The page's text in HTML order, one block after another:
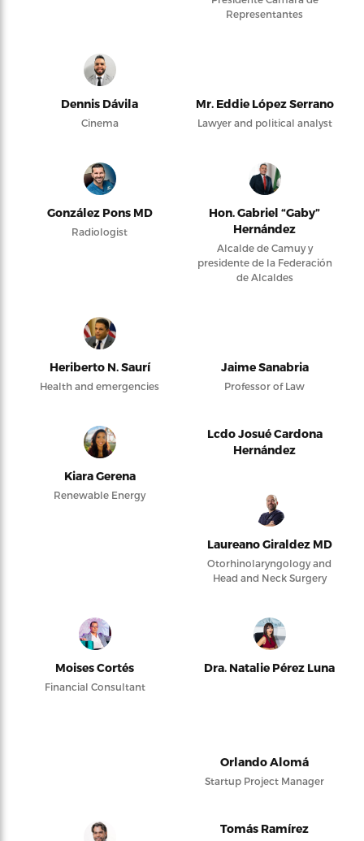
Representantes
Dennis Dávila
Cinema
Mr. Eddie López Serrano
Lawyer and political analyst
González Pons MD
Radiologist
Hon. Gabriel “Gaby”
Hernández
Alcalde de Camuy y
presidente de la Federación
de Alcaldes
Heriberto N. Saurí
Health and emergencies
Jaime Sanabria
Professor of Law
Kiara Gerena
Renewable Energy
Lcdo Josué Cardona
Hernández
Laureano Giraldez MD
Otorhinolaryngology and
Head and Neck Surgery
Moises Cortés
Financial Consultant
Dra. Natalie Pérez Luna
Orlando Alomá
Startup Project Manager
Tomás Ramírez